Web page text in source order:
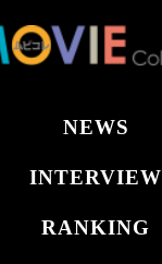
NEWS
INTERVIEW
RANKING